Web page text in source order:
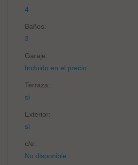
4
Baños:
3
Garaje:
Incluido en el precio
Terraza:
sí
Exterior:
sí
c/e:
No disponible